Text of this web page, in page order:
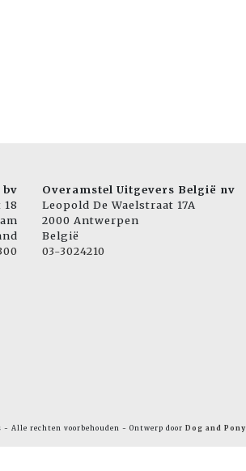
bv
18
Overamstel Uitgevers België nv
Leopold De Waelstraat 17A
2000 Antwerpen
België
03-3024210
Alle rechten voorbehouden - Ontwerp door Dog and Pony